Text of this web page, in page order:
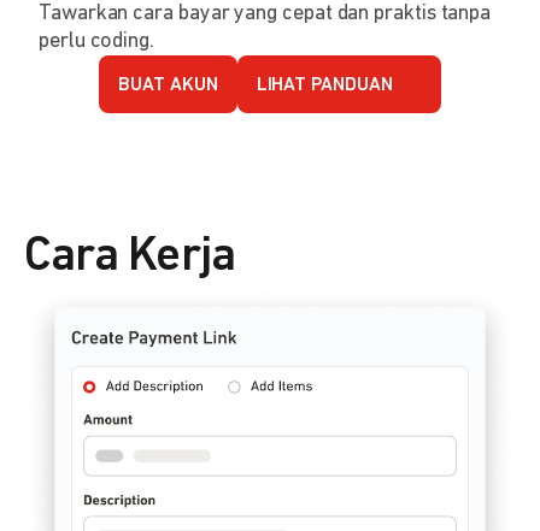
Tawarkan cara bayar yang cepat dan praktis tanpa
perlu coding.
BUAT AKUN LIHAT PANDUAN
Cara Kerja